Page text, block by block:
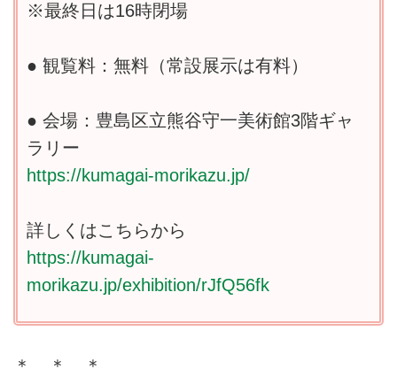
※最終日は16時閉場
● 観覧料：無料（常設展示は有料）
● 会場：豊島区立熊谷守一美術館3階ギャ
ラリー
https://kumagai-morikazu.jp/
詳しくはこちらから
https://kumagai-
morikazu.jp/exhibition/rJfQ56fk
＊ ＊ ＊